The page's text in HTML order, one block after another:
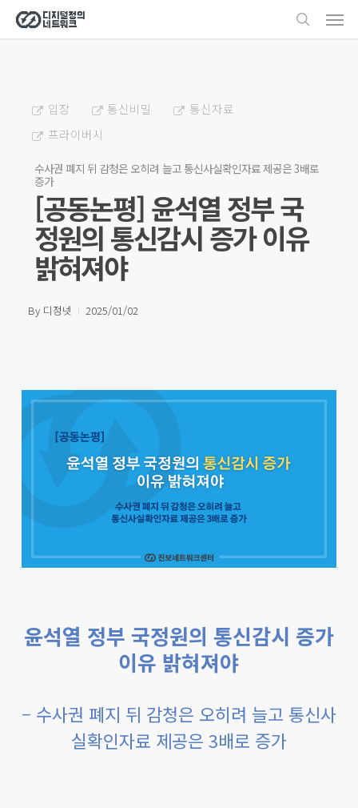
Skip
to
search
입장 통신비밀
통신자료
프라이버시
수사권 폐지 뒤 감청은 오히려 늘고 통신사실확인자료 제공은 3배로
증가
[공동논평] 윤석열 정부 국
정원의 통신감시 증가 이유
밝혀져야
By 디정넷 2025/01/02
윤석열 정부 국정원의 통신감시 증가
이유 밝혀져야
– 수사권 폐지 뒤 감청은 오히려 늘고 통신사
실확인자료 제공은 3배로 증가